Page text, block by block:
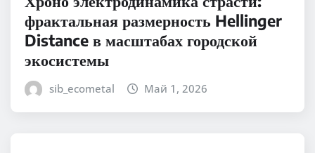
фрактальная размерность Hellinger
Distance в масштабах городской
экосистемы
sib_ecometal Май 1, 2026